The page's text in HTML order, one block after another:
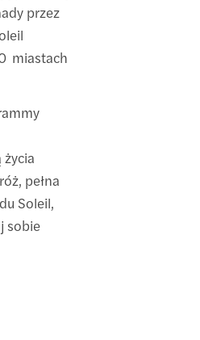
przez
miastach
pełna
Soleil,
sobie